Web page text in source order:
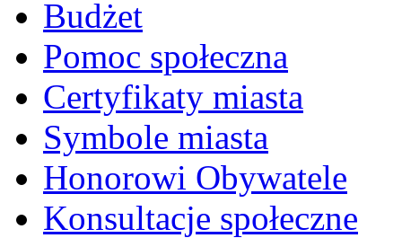
Budżet
Pomoc społeczna
Certyfikaty miasta
Symbole miasta
Honorowi Obywatele
Konsultacje społeczne